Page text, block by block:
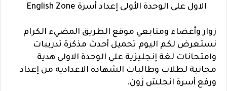
الاول على الوحدة الأولى إعداد أسرة English Zone
زوار وأعضاء ومتابعي موقع الطريق المضيء الكرام
نستعرض لكم اليوم تحميل أحدث مذكرة تدريبات
وامتحانات لغة إنجليزية علي الوحدة الاولي هدية
مجانية لطلاب وطالبات الشهاده الاعداديه من إعداد
ورفع أسرة انجلش زون.